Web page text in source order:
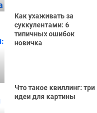
Как ухаживать за
суккулентами: 6
типичных ошибок
новичка
Что такое квиллинг: три
идеи для картины